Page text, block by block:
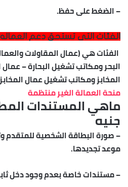
– الضغط على حفظ.
الفئات التى تستحق دعم العماله الغير
الفئات هي (عمال المقاولات
البحر ومكاتب تشغيل البحارة –
المخابز ومكاتب تشغيل عمال
منحة العمالة الغير منتظمة
جنيه
– صورة البطاقة الشخصية للمتقدم
موعد تجديدها.
– مستندات خاصة بعدم وجود دخل